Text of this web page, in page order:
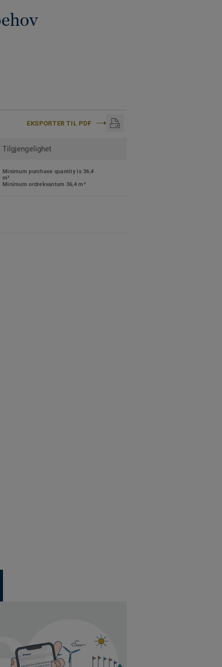
EKSPORTER TIL PDF
Tilgjengelighet
Minimum purchase quantity is 36,4
m²
Minimum ordrekvantum 36,4 m²